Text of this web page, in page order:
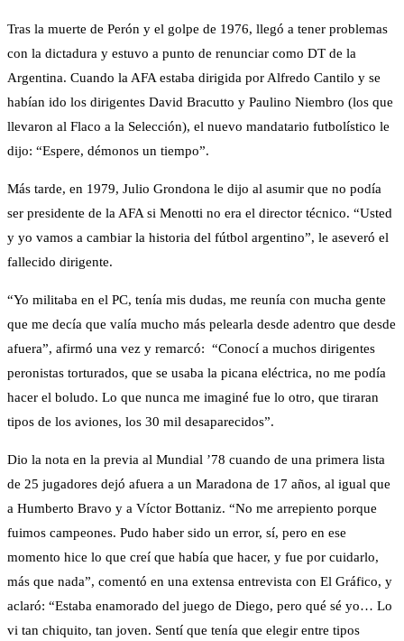
Tras la muerte de Perón y el golpe de 1976, llegó a tener problemas
con la dictadura y estuvo a punto de renunciar como DT de la
Argentina. Cuando la AFA estaba dirigida por Alfredo Cantilo y se
habían ido los dirigentes David Bracutto y Paulino Niembro (los que
llevaron al Flaco a la Selección), el nuevo mandatario futbolístico le
dijo: “Espere, démonos un tiempo”.
Más tarde, en 1979, Julio Grondona le dijo al asumir que no podía
ser presidente de la AFA si Menotti no era el director técnico. “Usted
y yo vamos a cambiar la historia del fútbol argentino”, le aseveró el
fallecido dirigente.
“Yo militaba en el PC, tenía mis dudas, me reunía con mucha gente
que me decía que valía mucho más pelearla desde adentro que desde
afuera”, afirmó una vez y remarcó: “Conocí a muchos dirigentes
peronistas torturados, que se usaba la picana eléctrica, no me podía
hacer el boludo. Lo que nunca me imaginé fue lo otro, que tiraran
tipos de los aviones, los 30 mil desaparecidos”.
Dio la nota en la previa al Mundial ’78 cuando de una primera lista
de 25 jugadores dejó afuera a un Maradona de 17 años, al igual que
a Humberto Bravo y a Víctor Bottaniz. “No me arrepiento porque
fuimos campeones. Pudo haber sido un error, sí, pero en ese
momento hice lo que creí que había que hacer, y fue por cuidarlo,
más que nada”, comentó en una extensa entrevista con El Gráfico, y
aclaró: “Estaba enamorado del juego de Diego, pero qué sé yo… Lo
vi tan chiquito, tan joven. Sentí que tenía que elegir entre tipos